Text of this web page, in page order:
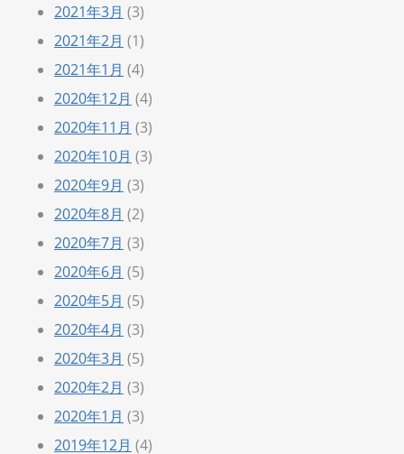
2021年3月 (3)
2021年2月 (1)
2021年1月 (4)
2020年12月 (4)
2020年11月 (3)
2020年10月 (3)
2020年9月 (3)
2020年8月 (2)
2020年7月 (3)
2020年6月 (5)
2020年5月 (5)
2020年4月 (3)
2020年3月 (5)
2020年2月 (3)
2020年1月 (3)
2019年12月 (4)